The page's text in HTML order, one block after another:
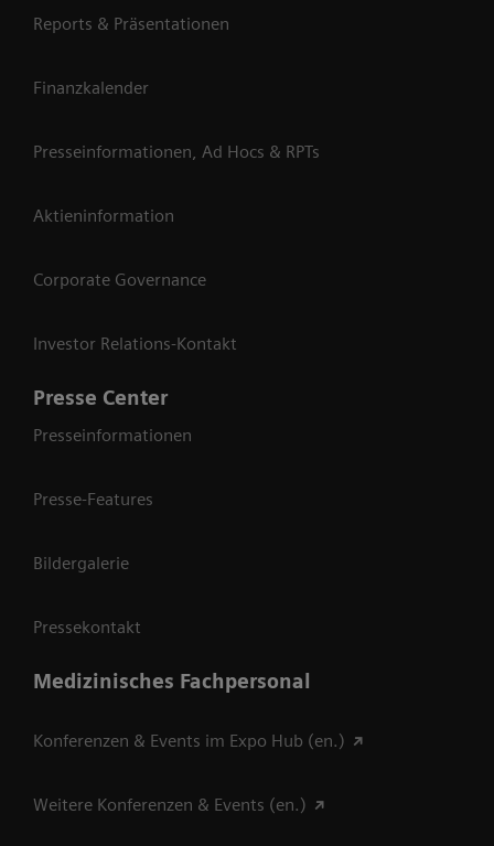
Reports & Präsentationen
Finanzkalender
Presseinformationen, Ad Hocs & RPTs
Aktieninformation
Corporate Governance
Investor Relations-Kontakt
Presse Center
Presseinformationen
Presse-Features
Bildergalerie
Pressekontakt
Medizinisches Fachpersonal
Konferenzen & Events im Expo Hub (en.)
Weitere Konferenzen & Events (en.)